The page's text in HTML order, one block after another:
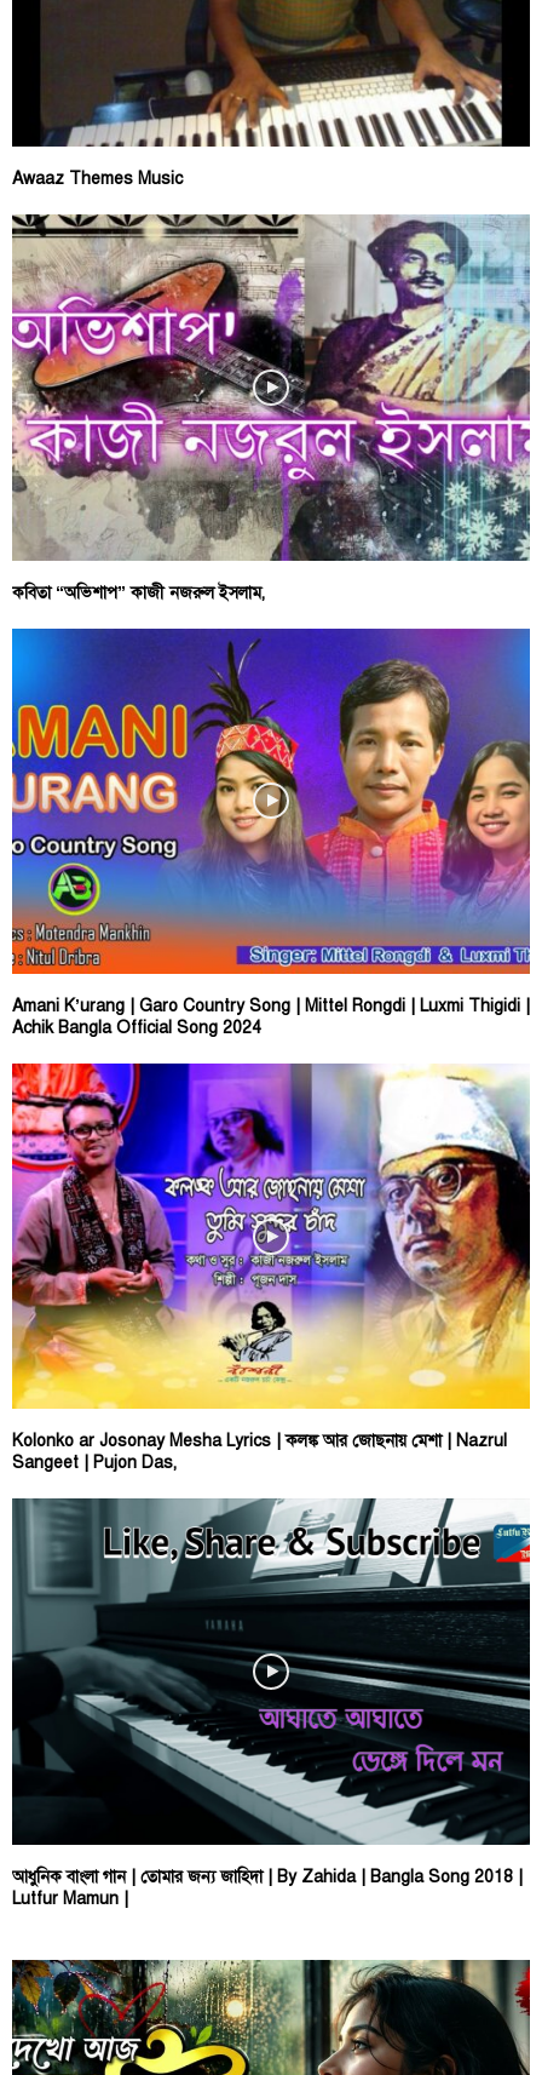
Awaaz Themes Music
কবিতা “অভিশাপ” কাজী নজরুল ইসলাম,
Amani K’urang | Garo Country Song | Mittel Rongdi | Luxmi Thigidi |
Achik Bangla Official Song 2024
Kolonko ar Josonay Mesha Lyrics | কলঙ্ক আর জোছনায় মেশা | Nazrul
Sangeet | Pujon Das,
আধুনিক বাংলা গান | তোমার জন্য জাহিদা | By Zahida | Bangla Song 2018 |
Lutfur Mamun |